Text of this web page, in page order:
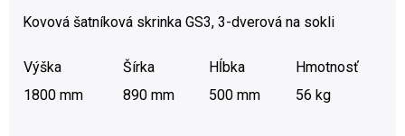
Kovová šatníková skrinka GS3, 3-dverová na sokli
Výška Šírka Hĺbka
Hmotnosť
1800 mm
890 mm 500 mm 56 kg